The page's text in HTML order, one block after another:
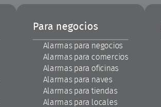
Para negocios
Alarmas para negocios
Alarmas para comercios
Alarmas para oficinas
Alarmas para naves
Alarmas para tiendas
Alarmas para locales